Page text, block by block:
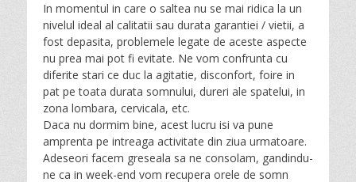
In momentul in care o saltea nu se mai ridica la un
nivelul ideal al calitatii sau durata garantiei / vietii, a
fost depasita, problemele legate de aceste aspecte
nu prea mai pot fi evitate. Ne vom confrunta cu
diferite stari ce duc la agitatie, disconfort, foire in
pat pe toata durata somnului, dureri ale spatelui, in
zona lombara, cervicala, etc.
Daca nu dormim bine, acest lucru isi va pune
amprenta pe intreaga activitate din ziua urmatoare.
Adeseori facem greseala sa ne consolam, gandindu-
ne ca in week-end vom recupera orele de somn